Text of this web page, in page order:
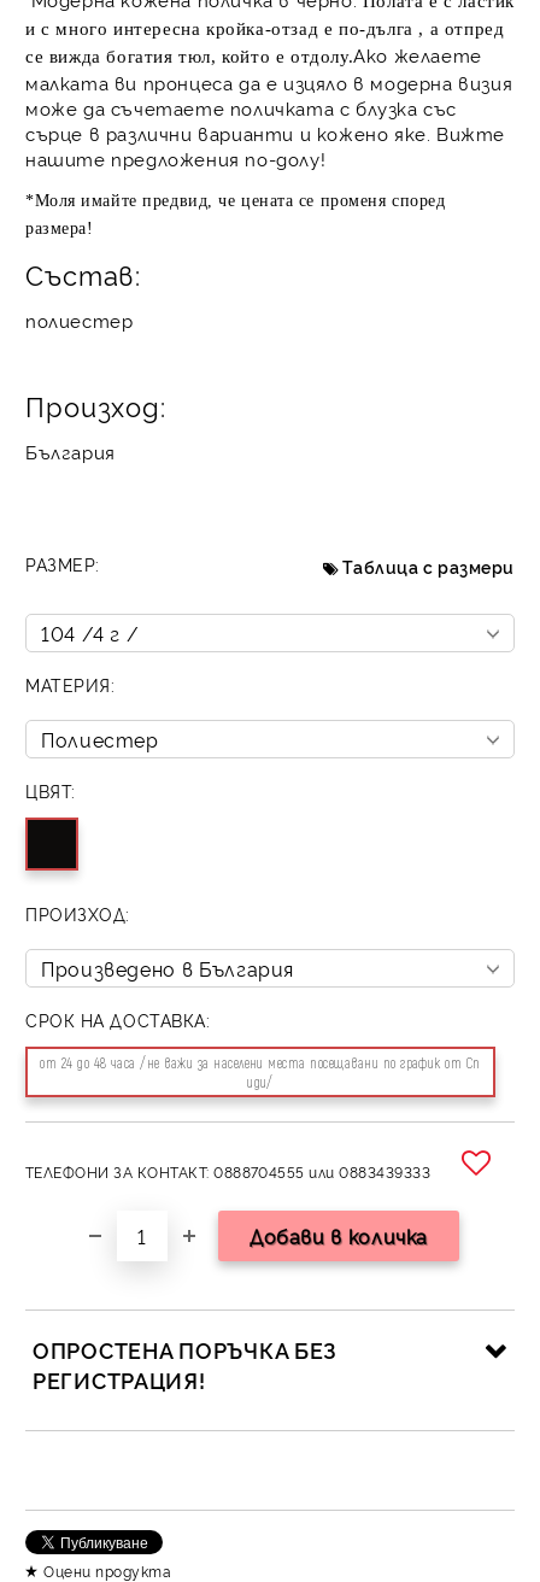
и с много интересна кройка-отзад е по-дълга , а отпред
се вижда богатия тюл, който е отдолу.Ако желаете
малката ви пронцеса да е изцяло в модерна визия
може да съчетаете поличката с блузка със
сърце в различни варианти и кожено яке. Вижте
нашите предложения по-долу!
*Моля имайте предвид, че цената се променя според
размера!
Състав:
полиестер
Произход:
България
РАЗМЕР: Таблица с размери
МАТЕРИЯ:
ЦВЯТ:
ПРОИЗХОД:
СРОК НА ДОСТАВКА:
от 24 до 48 часа /не важи за населени места посещавани по график от Сп
иди/
ТЕЛЕФОНИ ЗА КОНТАКТ: 0888704555 или 0883439333
ОПРОСТЕНА ПОРЪЧКА БЕЗ
РЕГИСТРАЦИЯ!
Съгласен съм с
Оцени продукта